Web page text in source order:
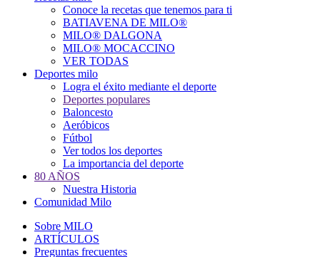
Conoce la recetas que tenemos para ti
BATIAVENA DE MILO®
MILO® DALGONA
MILO® MOCACCINO
VER TODAS
Deportes milo
Logra el éxito mediante el deporte
Deportes populares
Baloncesto
Aeróbicos
Fútbol
Ver todos los deportes
La importancia del deporte
80 AÑOS
Nuestra Historia
Comunidad Milo
Sobre MILO
ARTÍCULOS
Preguntas frecuentes